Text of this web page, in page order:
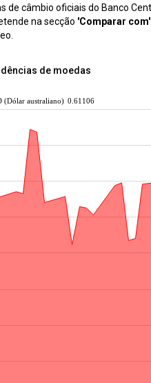
câmbio oficiais do Banco
na secção 'Comparar com'.
de moedas
(Dólar australiano) 0.61106